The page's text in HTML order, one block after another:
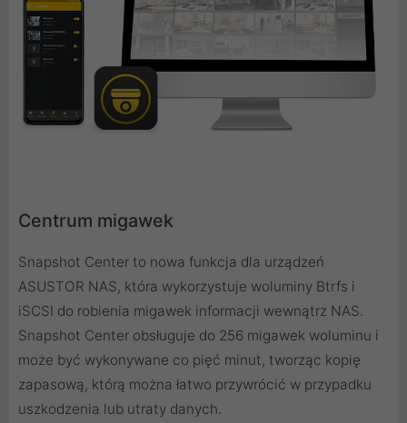
Centrum migawek
Snapshot Center to nowa funkcja dla urządzeń
ASUSTOR NAS, która wykorzystuje woluminy Btrfs i
iSCSI do robienia migawek informacji wewnątrz NAS.
Snapshot Center obsługuje do 256 migawek woluminu i
może być wykonywane co pięć minut, tworząc kopię
zapasową, którą można łatwo przywrócić w przypadku
uszkodzenia lub utraty danych.